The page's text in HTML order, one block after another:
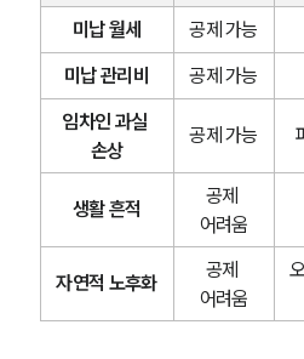
미납 월세
공제 가능
미납 관리비
공제 가능
임차인 과실
손상
공제 가능
생활 흔적
공제
어려움
자연적 노후화
공제
어려움